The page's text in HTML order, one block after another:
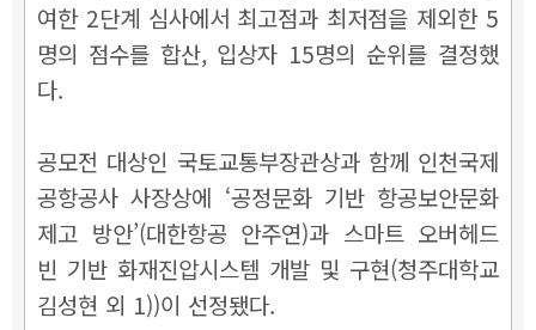
여한 2단계 심사에서 최고점과 최저점을 제외한 5
명의 점수를 합산, 입상자 15명의 순위를 결정했
다.
공모전 대상인 국토교통부장관상과 함께 인천국제
공항공사 사장상에 ‘공정문화 기반 항공보안문화
제고 방안’(대한항공 안주연)과 스마트 오버헤드
빈 기반 화재진압시스템 개발 및 구현(청주대학교
김성현 외 1))이 선정됐다.